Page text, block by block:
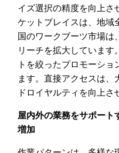
イズ選択の精度を向上さ
ケットプレイスは、地域
国のワークブーツ市場は
リーチを拡大しています
トを絞ったプロモーシ
ます。直接アクセスは
ドロイヤルティを向上さ
屋内外の業務をサポート
増加